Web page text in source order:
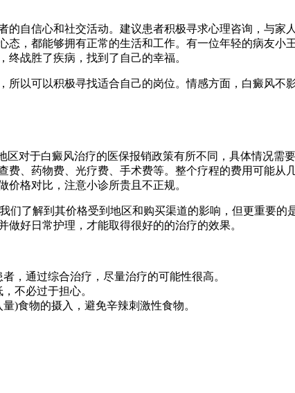
自信心和社交活动。建议患者积极寻求心理咨询，与家
，都能够拥有正常的生活和工作。有一位年轻的病友小
战胜了疾病，找到了自己的幸福。
以可以积极寻找适合自己的岗位。情感方面，白癜风不
对于白癜风治疗的医保报销政策有所不同，具体情况需
、药物费、光疗费、手术费等。整个疗程的费用可能从
格对比，注意小诊所贵且不正规。
们了解到其价格受到地区和购买渠道的影响，但更重要
好日常护理，才能取得很好的的治疗的效果。
，通过综合治疗，尽量治疗的可能性很高。
不必过于担心。
)食物的摄入，避免辛辣刺激性食物。